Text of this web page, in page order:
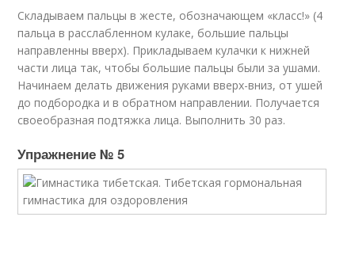
Складываем пальцы в жесте, обозначающем «класс!» (4
пальца в расслабленном кулаке, большие пальцы
направленны вверх). Прикладываем кулачки к нижней
части лица так, чтобы большие пальцы были за ушами.
Начинаем делать движения руками вверх-вниз, от ушей
до подбородка и в обратном направлении. Получается
своеобразная подтяжка лица. Выполнить 30 раз.
Упражнение № 5